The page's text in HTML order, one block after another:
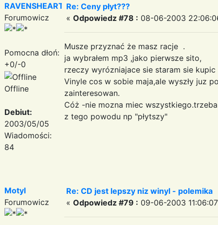
RAVENSHEART
Forumowicz
Pomocna dłoń:
+0/-0
Offline
Debiut:
2003/05/05
Wiadomości:
84
Re: Ceny płyt???
« Odpowiedz #78 : 08-06-2003
Musze przyznać że masz racje .
ja wybrałem mp3 ,jako pierwsze sito,
rzeczy wyrózniajace sie staram sie
Vinyle cos w sobie maja,ale wyszły juz
zainteresowan.
Cóż -nie mozna miec
z tego powodu np "płytszy"
Motyl
Forumowicz
Re: CD jest lepszy niz winyl - polemika
« Odpowiedz #79 : 09-06-2003